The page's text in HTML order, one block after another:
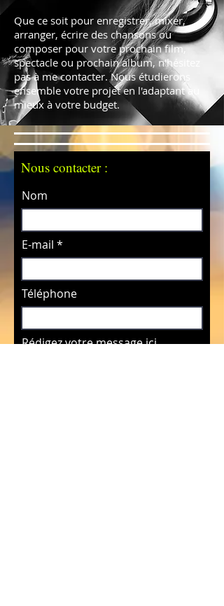
Que ce soit pour enregistrer, mixer,
arranger, écrire des chansons ou
composer pour votre prochain film,
spectacle ou prochain album, n'hésitez
pas à me contacter. Nous étudierons
ensemble votre projet en l'adaptant au
mieux à votre budget.
Nous contacter :
Nom
E-mail
Téléphone
Rédigez votre message ici...